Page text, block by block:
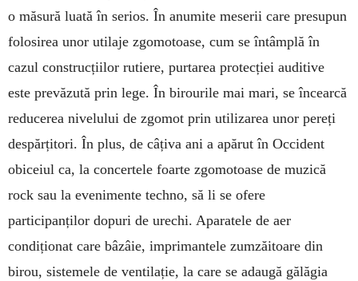
o măsură luată în serios. În anumite meserii care presupun
folosirea unor utilaje zgomotoase, cum se întâmplă în
cazul construcțiilor rutiere, purtarea protecției auditive
este prevăzută prin lege. În birourile mai mari, se în­cearcă
reducerea nivelului de zgomot prin utili­zarea unor pereți
despărțitori. În plus, de câțiva ani a apărut în Occident
obiceiul ca, la concertele foarte zgomotoase de muzică
rock sau la eveni­mente techno, să li se ofere
participanților dopuri de urechi. Aparatele de aer
condiționat care bâ­zâie, imprimantele zumzăitoare din
birou, siste­me­le de ventilație, la care se adaugă gălăgia